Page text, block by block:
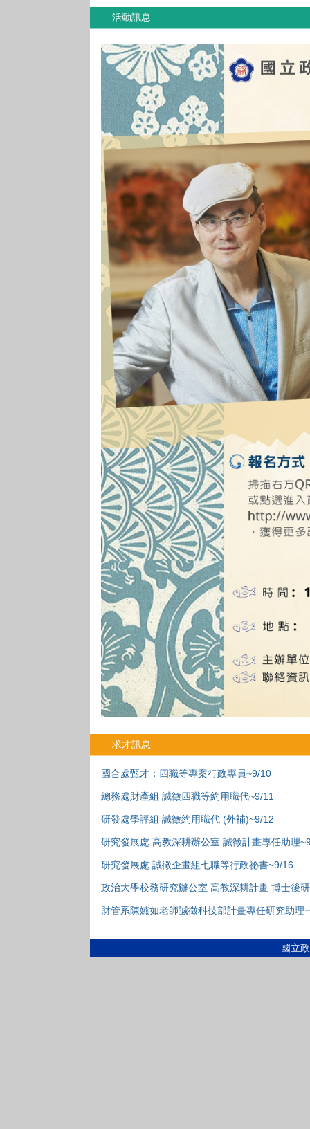
活動訊息
求才訊息
國合處甄才：四職等專案行政專員~9/10
總務處財產組 誠徵四職等約用職代~9/11
研發處學評組 誠徵約用職代 (外補)~9/12
研究發展處 高教深耕辦公室 誠徵計畫專任助理
研究發展處 誠徵企畫組七職等行政祕書~9/16
政治大學校務研究辦公室 高教深耕計畫 博士後
財管系陳嬿如老師誠徵科技部計畫專任研究助理
國立